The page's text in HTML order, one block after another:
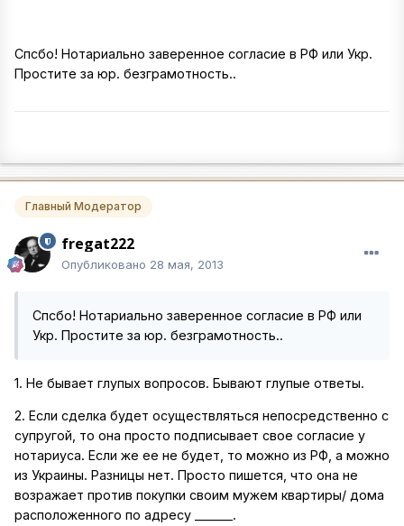
Спсбо! Нотариально заверенное согласие в РФ или Укр.
Простите за юр. безграмотность..
Главный Модератор
fregat222
Опубликовано 28 мая, 2013
Спсбо! Нотариально заверенное согласие в РФ или
Укр. Простите за юр. безграмотность..
1. Не бывает глупых вопросов. Бывают глупые ответы.
2. Если сделка будет осуществляться непосредственно с
супругой, то она просто подписывает свое согласие у
нотариуса. Если же ее не будет, то можно из РФ, а можно
из Украины. Разницы нет. Просто пишется, что она не
возражает против покупки своим мужем квартиры/ дома
расположенного по адресу ______.